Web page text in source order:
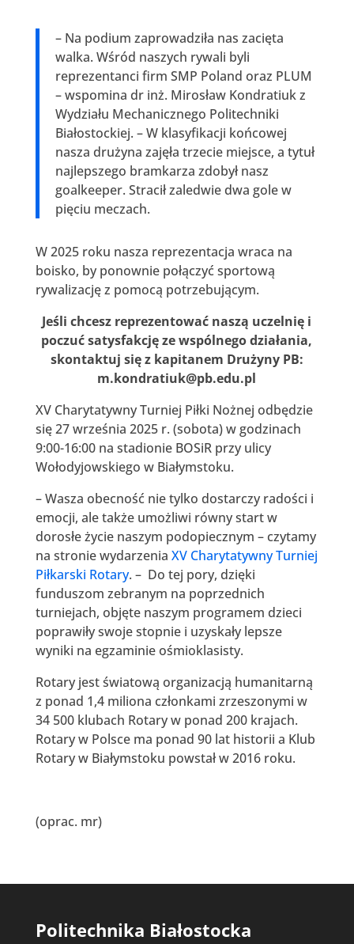
– Na podium zaprowadziła nas zacięta
walka. Wśród naszych rywali byli
reprezentanci firm SMP Poland oraz PLUM
– wspomina dr inż. Mirosław Kondratiuk z
Wydziału Mechanicznego Politechniki
Białostockiej. – W klasyfikacji końcowej
nasza drużyna zajęła trzecie miejsce, a tytuł
najlepszego bramkarza zdobył nasz
goalkeeper. Stracił zaledwie dwa gole w
pięciu meczach.
W 2025 roku nasza reprezentacja wraca na
boisko, by ponownie połączyć sportową
rywalizację z pomocą potrzebującym.
Jeśli chcesz reprezentować naszą uczelnię i
poczuć satysfakcję ze wspólnego działania,
skontaktuj się z kapitanem Drużyny PB:
m.kondratiuk@pb.edu.pl
XV Charytatywny Turniej Piłki Nożnej odbędzie
się 27 września 2025 r. (sobota) w godzinach
9:00-16:00 na stadionie BOSiR przy ulicy
Wołodyjowskiego w Białymstoku.
– Wasza obecność nie tylko dostarczy radości i
emocji, ale także umożliwi równy start w
dorosłe życie naszym podopiecznym – czytamy
na stronie wydarzenia XV Charytatywny Turniej
Piłkarski Rotary. – Do tej pory, dzięki
funduszom zebranym na poprzednich
turniejach, objęte naszym programem dzieci
poprawiły swoje stopnie i uzyskały lepsze
wyniki na egzaminie ośmioklasisty.
Rotary jest światową organizacją humanitarną
z ponad 1,4 miliona członkami zrzeszonymi w
34 500 klubach Rotary w ponad 200 krajach.
Rotary w Polsce ma ponad 90 lat historii a Klub
Rotary w Białymstoku powstał w 2016 roku.
(oprac. mr)
Politechnika Białostocka